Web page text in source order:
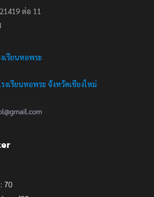
ต่อ 11
เรียนหอพระ
งเรียนหอพระ จังหวัดเชียงใหม่
70